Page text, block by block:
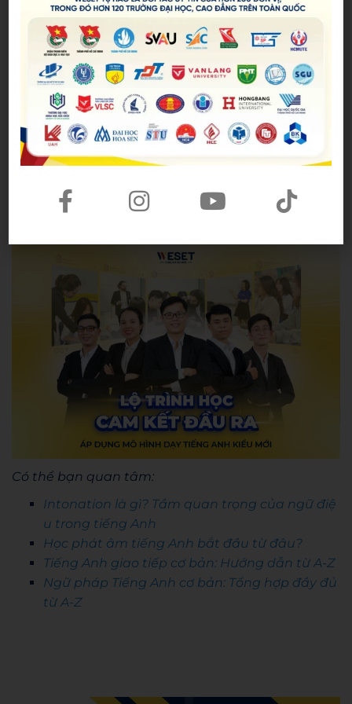
WESET
Hy vọng những bí quyết vừa rồi sẽ giúp ích các bạn
trong quá trình rèn luyện nghe Tiếng Anh giao tiếp.
Nếu như bạn đang tìm kiếm một địa chỉ đáng tin
cậy để được hướng dẫn chi tiết hay môi trường rèn
luyện thì WESET tự hào là một nơi đáng cân nhắc.
WESET hiện đang có đa dạng các
khóa giao tiếp cơ
gười bản xứ
Hãy liên hệ ngay để nhận tư vấn phù
Có thể bạn quan tâm:
Intonation là gì? Tầm quan trọng của ngữ điệ
u trong tiếng Anh
Học phát âm tiếng Anh bắt đầu từ đâu?
Tiếng Anh giao tiếp cơ bản: Hướng dẫn từ A-Z
Ngữ pháp Tiếng Anh cơ bản: Tổng hợp đầy đủ
từ A-Z